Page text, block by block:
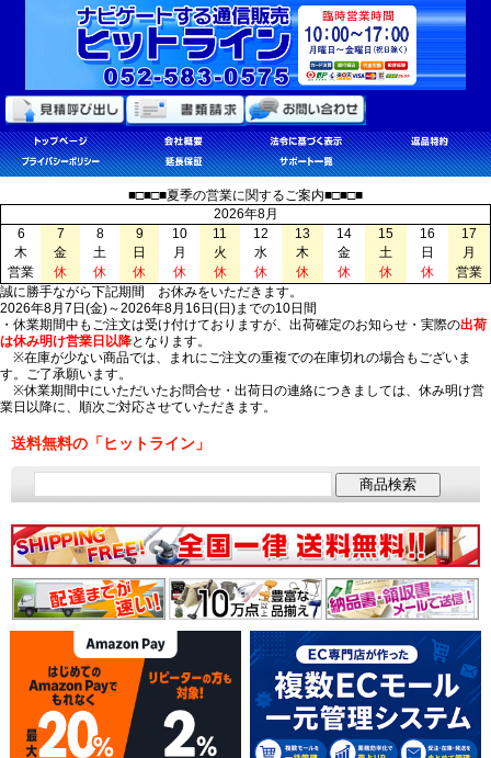
■□■□■夏季の営業に関するご案内■□■□■
2026年8月
6
7 8 9 10 11 12 13 14 15 16
17
木
金 土 日 月 火 水 木 金 土 日
月
営業
休 休 休 休 休 休 休 休 休 休
営業
誠に勝手ながら下記期間 お休みをいただきます。
2026年8月7日(金)～2026年8月16日(日)までの10日間
・休業期間中もご注文は受け付けておりますが、出荷確定のお知らせ・実際の出荷
は休み明け営業日以降となります。
※在庫が少ない商品では、まれにご注文の重複での在庫切れの場合もございま
す。ご了承願います。
※休業期間中にいただいたお問合せ・出荷日の連絡につきましては、休み明け営
業日以降に、順次ご対応させていただきます。
送料無料の「ヒットライン」